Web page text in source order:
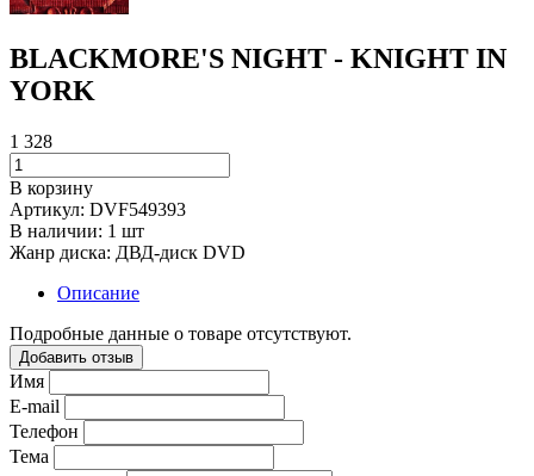
BLACKMORE'S NIGHT - KNIGHT IN
YORK
1 328
В корзину
Артикул: DVF549393
В наличии: 1 шт
Жанр диска: ДВД-диск DVD
Описание
Подробные данные о товаре отсутствуют.
Добавить отзыв
Имя
E-mail
Телефон
Тема